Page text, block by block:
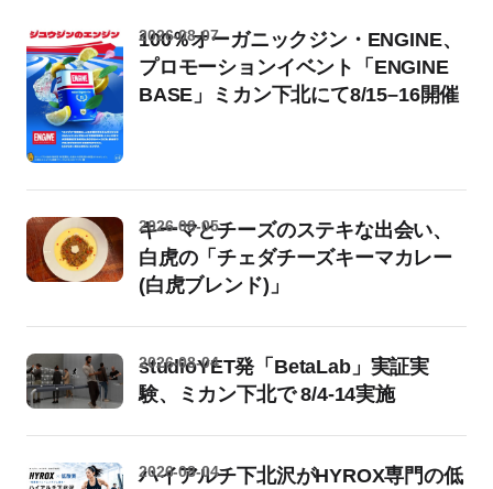
100％オーガニックジン・ENGINE、
プロモーションイベント「ENGINE
BASE」ミカン下北にて8/15–16開催
2026-08-07
キーマとチーズのステキな出会い、
白虎の「チェダチーズキーマカレー
(白虎ブレンド)」
2026-08-05
studioYET発「BetaLab」実証実
験、ミカン下北で 8/4-14実施
2026-08-04
ハイアルチ下北沢がHYROX専門の低
2026-08-04